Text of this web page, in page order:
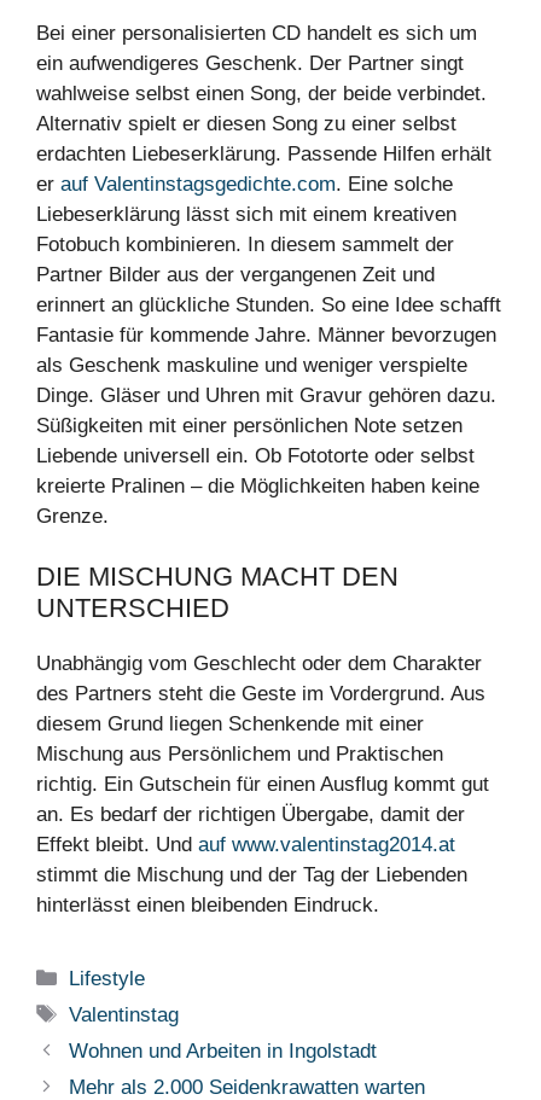
Bei einer personalisierten CD handelt es sich um
ein aufwendigeres Geschenk. Der Partner singt
wahlweise selbst einen Song, der beide verbindet.
Alternativ spielt er diesen Song zu einer selbst
erdachten Liebeserklärung. Passende Hilfen erhält
er auf Valentinstagsgedichte.com. Eine solche
Liebeserklärung lässt sich mit einem kreativen
Fotobuch kombinieren. In diesem sammelt der
Partner Bilder aus der vergangenen Zeit und
erinnert an glückliche Stunden. So eine Idee schafft
Fantasie für kommende Jahre. Männer bevorzugen
als Geschenk maskuline und weniger verspielte
Dinge. Gläser und Uhren mit Gravur gehören dazu.
Süßigkeiten mit einer persönlichen Note setzen
Liebende universell ein. Ob Fototorte oder selbst
kreierte Pralinen – die Möglichkeiten haben keine
Grenze.
DIE MISCHUNG MACHT DEN
UNTERSCHIED
Unabhängig vom Geschlecht oder dem Charakter
des Partners steht die Geste im Vordergrund. Aus
diesem Grund liegen Schenkende mit einer
Mischung aus Persönlichem und Praktischen
richtig. Ein Gutschein für einen Ausflug kommt gut
an. Es bedarf der richtigen Übergabe, damit der
Effekt bleibt. Und auf www.valentinstag2014.at
stimmt die Mischung und der Tag der Liebenden
hinterlässt einen bleibenden Eindruck.
Kategorien
Lifestyle
Schlagwörter
Valentinstag
Wohnen und Arbeiten in Ingolstadt
Mehr als 2.000 Seidenkrawatten warten